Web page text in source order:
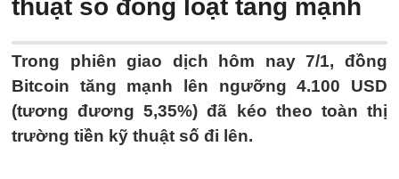
thuật số đồng loạt tăng mạnh
Trong phiên giao dịch hôm nay 7/1, đồng
Bitcoin tăng mạnh lên ngưỡng 4.100 USD
(tương đương 5,35%) đã kéo theo toàn thị
trường tiền kỹ thuật số đi lên.